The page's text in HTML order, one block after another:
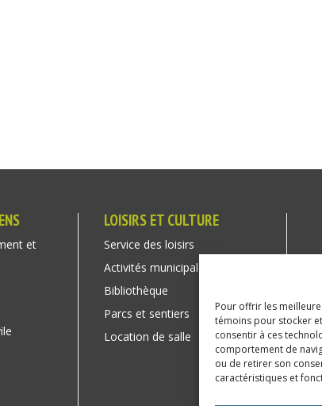
Pour offrir les
témoins pour stocker
consentir à ces
comportement de
ou de retirer son
caractéristiques et
et
LOISIRS ET CULTURE
Service des loisirs
Activités municipales
Bibliothèque
Parcs et sentiers
Location de salle